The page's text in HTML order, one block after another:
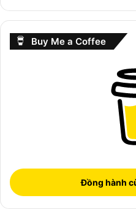
Buy Me a Coffee
Đồng hành